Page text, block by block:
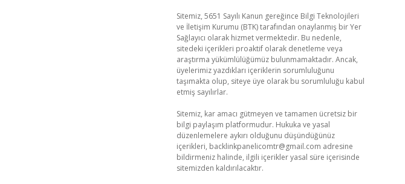
Sitemiz, 5651 Sayılı Kanun gereğince Bilgi Teknolojileri
ve İletişim Kurumu (BTK) tarafından onaylanmış bir Yer
Sağlayıcı olarak hizmet vermektedir. Bu nedenle,
sitedeki içerikleri proaktif olarak denetleme veya
araştırma yükümlülüğümüz bulunmamaktadır. Ancak,
üyelerimiz yazdıkları içeriklerin sorumluluğunu
taşımakta olup, siteye üye olarak bu sorumluluğu kabul
etmiş sayılırlar.
Sitemiz, kar amacı gütmeyen ve tamamen ücretsiz bir
bilgi paylaşım platformudur. Hukuka ve yasal
düzenlemelere aykırı olduğunu düşündüğünüz
içerikleri, backlinkpanelicomtr@gmail.com adresine
bildirmeniz halinde, ilgili içerikler yasal süre içerisinde
sitemizden kaldırılacaktır.